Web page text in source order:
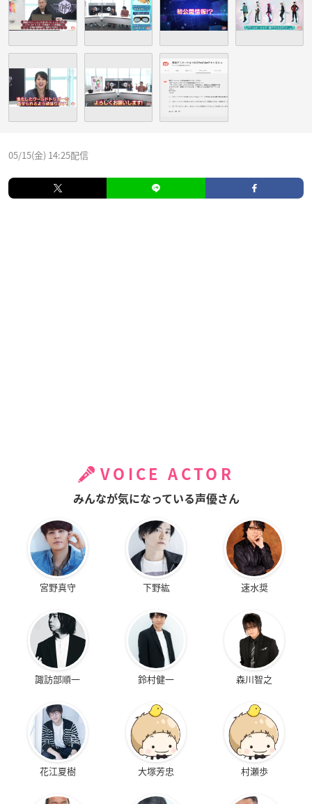
05/15(金) 14:25配信
VOICE ACTOR
みんなが気になっている声優さん
宮野真守 下野紘 速水奨
諏訪部順一 鈴村健一 森川智之
花江夏樹 大塚芳忠 村瀬歩